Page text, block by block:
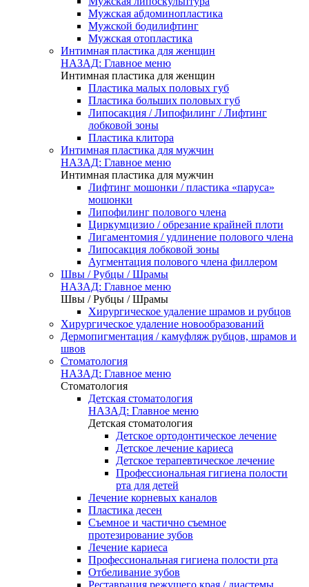
Мужская абдоминопластика
Мужской бодилифтинг
Мужская отопластика
Интимная пластика для женщин
НАЗАД: Главное меню
Интимная пластика для женщин
Пластика малых половых губ
Пластика больших половых губ
Липосакция / Липофилинг / Лифтинг
лобковой зоны
Пластика клитора
Интимная пластика для мужчин
НАЗАД: Главное меню
Интимная пластика для мужчин
Лифтинг мошонки / пластика «паруса»
мошонки
Липофилинг полового члена
Циркумцизио / обрезание крайней плоти
Лигаментомия / удлинение полового члена
Липосакция лобковой зоны
Аугментация полового члена филлером
Швы / Рубцы / Шрамы
НАЗАД: Главное меню
Швы / Рубцы / Шрамы
Хирургическое удаление шрамов и рубцов
Хирургическое удаление новообразований
Дермопигментация / камуфляж рубцов, шрамов и
швов
Стоматология
НАЗАД: Главное меню
Стоматология
Детская стоматология
НАЗАД: Главное меню
Детская стоматология
Детское ортодонтическое лечение
Детское лечение кариеса
Детское терапевтическое лечение
Профессиональная гигиена полости
рта для детей
Лечение корневых каналов
Пластика десен
Съемное и частично съемное
протезирование зубов
Лечение кариеса
Профессиональная гигиена полости рта
Отбеливание зубов
Реставрация режущего края / диастемы